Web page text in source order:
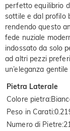
perfetto equilibrio
sottile e dal profilo
rendendo questo
fede nuziale
indossato da solo
ad altri pezzi
un’eleganza
Pietra Laterale
Colore pietra:
Peso in Carati:
Numero di Pietre: